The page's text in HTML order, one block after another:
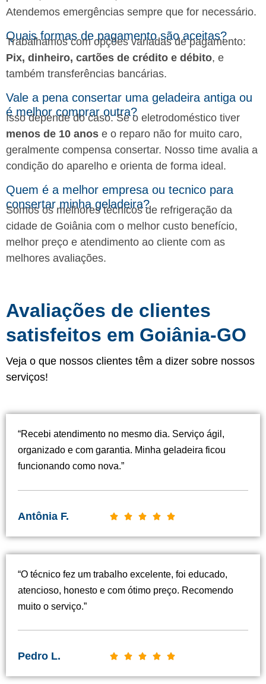
Atendemos emergências sempre que for necessário.
Quais formas de pagamento são aceitas?
Trabalhamos com opções variadas de pagamento:
Pix, dinheiro, cartões de crédito e débito, e
também transferências bancárias.
Vale a pena consertar uma geladeira antiga ou
é melhor comprar outra?
Isso depende do caso. Se o eletrodoméstico tiver
menos de 10 anos e o reparo não for muito caro,
geralmente compensa consertar. Nosso time avalia a
condição do aparelho e orienta de forma ideal.
Quem é a melhor empresa ou tecnico para
consertar minha geladeira?
Somos os melhores técnicos de refrigeração da
cidade de Goiânia com o melhor custo benefício,
melhor preço e atendimento ao cliente com as
melhores avaliações.
Avaliações de clientes
satisfeitos em Goiânia-GO
Veja o que nossos clientes têm a dizer sobre nossos
serviços!
“Recebi atendimento no mesmo dia. Serviço ágil,
organizado e com garantia. Minha geladeira ficou
funcionando como nova.”
Antônia F.     C
s
i
d
“O técnico fez um trabalho excelente, foi educado,
atencioso, honesto e com ótimo preço. Recomendo
muito o serviço.”
Pedro L.     C